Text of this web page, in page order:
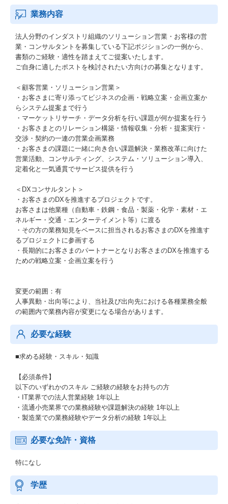
業務内容
法人分野のインダストリ組織のソリューション営業・お客様の営
業・コンサルタントを募集している下記ポジションの一例から、
書類のご経験・適性を踏まえてご提案いたします。
ご自身に適したポストを検討されたい方向けの募集となります。
＜顧客営業・ソリューション営業＞
・お客さまに寄り添ってビジネスの企画・戦略立案・企画立案か
らシステム提案まで行う
・マーケットリサーチ・データ分析を行い課題が何か提案を行う
・お客さまとのリレーション構築・情報収集・分析・提案実行・
交渉・契約の一連の営業企画業務
・お客さまの課題に一緒に向き合い課題解決・業務改革に向けた
営業活動、コンサルティング、システム・ソリューション導入、
定着化と一気通貫でサービス提供を行う
＜DXコンサルタント＞
・お客さまのDXを推進するプロジェクトです。
お客さまは他業種（自動車・鉄鋼・食品・製薬・化学・素材・エ
ネルギー・交通・エンターテイメント等）に渡る
・その方の業務知見をベースに担当されるお客さまのDXを推進す
るプロジェクトに参画する
・長期的にお客さまのパートナーとなりお客さまのDXを推進する
ための戦略立案・企画立案を行う
変更の範囲：有
人事異動・出向等により、当社及び出向先における各種業務全般
の範囲内で業務内容が変更になる場合があります。
必要な経験
■求める経験・スキル・知識
【必須条件】
以下のいずれかのスキル ご経験の経験をお持ちの方
・IT業界での法人営業経験 1年以上
・流通小売業界での業務経験や課題解決の経験 1年以上
・製造業での業務経験やデータ分析の経験 1年以上
必要な免許・資格
特になし
学歴